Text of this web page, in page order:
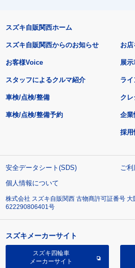
スズキ自販関西ホーム
スズキ自販関西からのお知らせ
お客様Voice
スタッフによるクルマ紹介
お
展
ラ
車検/点検/整備 ク
車検/点検/整備予約 企業
採用
安全データシート(SDS)
ご
個人情報について
株式会社 スズキ自販関西 古物商許可証番号
622290806401号
スズキメーカーサイト
スズキ四輪車
メーカーサイト